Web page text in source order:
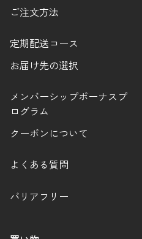
ご注文方法
定期配送コース
お届け先の選択
メンバーシップボーナスプ
ログラム
クーポンについて
よくある質問
バリアフリー